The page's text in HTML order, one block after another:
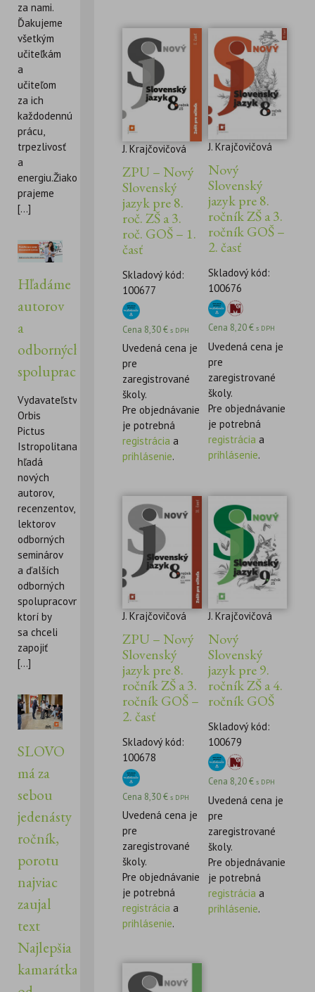
za nami.
Ďakujeme
všetkým
učiteľkám
a
učiteľom
za ich
každodennú
prácu,
trpezlivosť
a
energiu.Žiakom
prajeme
[...]
Hľadáme
autorov
a
odborných
spolupracovníkov
Vydavateľstvo
Orbis
Pictus
Istropolitana
hľadá
nových
autorov,
recenzentov,
lektorov
odborných
seminárov
a ďalších
odborných
spolupracovníkov,
ktorí by
sa chceli
zapojiť
[...]
SLOVO
má za
sebou
jedenásty
ročník,
porotu
najviac
zaujal
text
Najlepšia
kamarátka
J. Krajčovičová
ZPU – Nový
Slovenský
jazyk pre 8.
roč. ZŠ a 3.
roč. GOŠ – 1.
časť
Skladový kód:
100677
Cena 8,30€ s DPH
Uvedená cena je
pre
zaregistrované
školy.
Pre objednávanie
je potrebná
registrácia a
prihlásenie.
J. Krajčovičová
Nový
Slovenský
jazyk pre 8.
ročník ZŠ a 3.
ročník GOŠ –
2. časť
Skladový kód:
100676
Cena 8,20€ s DPH
Uvedená cena je
pre
zaregistrované
školy.
Pre objednávanie
je potrebná
registrácia a
prihlásenie.
J. Krajčovičová
ZPU – Nový
Slovenský
jazyk pre 8.
ročník ZŠ a 3.
ročník GOŠ –
2. časť
Skladový kód:
100678
Cena 8,30€ s DPH
Uvedená cena je
pre
zaregistrované
školy.
Pre objednávanie
je potrebná
registrácia a
prihlásenie.
J. Krajčovičová
Nový
Slovenský
jazyk pre 9.
ročník ZŠ a 4.
ročník GOŠ
Skladový kód:
100679
Cena 8,20€ s DPH
Uvedená cena je
pre
zaregistrované
školy.
Pre objednávanie
je potrebná
registrácia a
prihlásenie.